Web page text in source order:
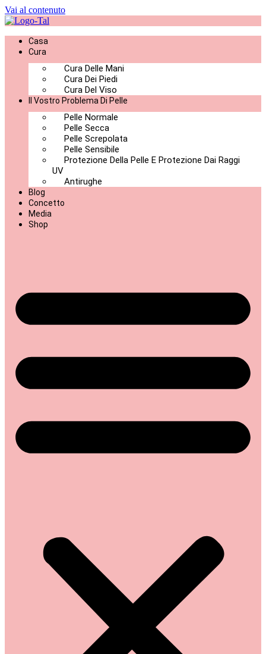
Vai al contenuto
Casa
Cura
Cura Delle Mani
Cura Dei Piedi
Cura Del Viso
Il Vostro Problema Di Pelle
Pelle Normale
Pelle Secca
Pelle Screpolata
Pelle Sensibile
Protezione Della Pelle E Protezione Dai Raggi
UV
Antirughe
Blog
Concetto
Media
Shop